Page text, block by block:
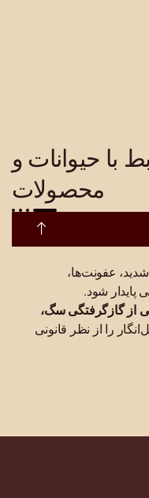
با حیوانات و
محصولات
عفونت‌ها،
شود.
از گازگرفتگی سگ،
را از نظر قانونی